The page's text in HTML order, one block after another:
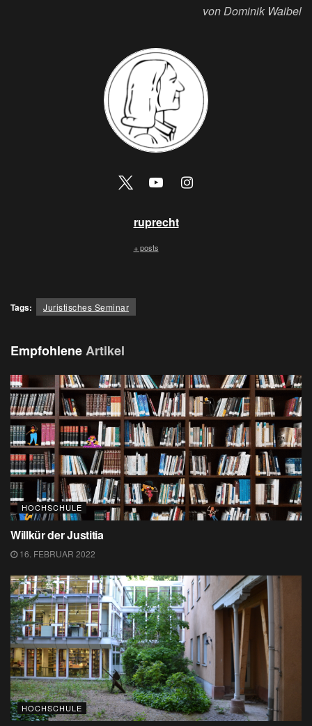
von Dominik Waibel
ruprecht
+ posts
Tags: Juristisches Seminar
EmpfohleneArtikel
HOCHSCHULE
Willkür der Justitia
16. FEBRUAR 2022
HOCHSCHULE